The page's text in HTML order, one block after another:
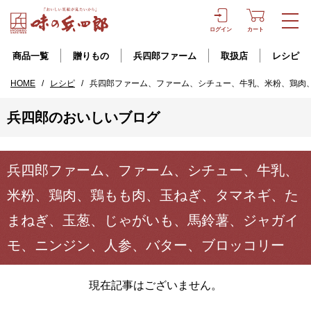
ログイン カート
商品一覧 贈りもの 兵四郎ファーム 取扱店 レシピ
HOME / レシピ / 兵四郎ファーム、ファーム、シチュー、牛乳、米粉、鶏
兵四郎のおいしいブログ
兵四郎ファーム、ファーム、シチュー、牛乳、
米粉、鶏肉、鶏もも肉、玉ねぎ、タマネギ、た
まねぎ、玉葱、じゃがいも、馬鈴薯、ジャガイ
モ、ニンジン、人参、バター、ブロッコリー
現在記事はございません。